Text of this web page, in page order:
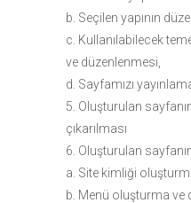
b. Seçilen yapının
c. Kullanılabilecek
ve düzenlenmesi,
d. Sayfamızı
5. Oluşturulan
çıkarılması
6. Oluşturulan
a. Site kimliği
b. Menü oluşturma ve